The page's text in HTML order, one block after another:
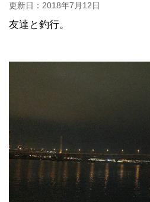
更新日： 2018年7月12日
友達と釣行。